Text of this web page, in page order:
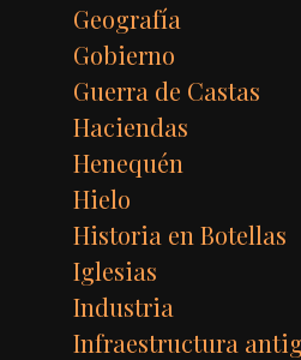
Geografía
Gobierno
Guerra de Castas
Haciendas
Henequén
Hielo
Historia en Botellas
Iglesias
Industria
Infraestructura